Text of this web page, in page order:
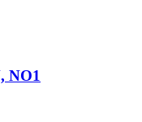
NO1